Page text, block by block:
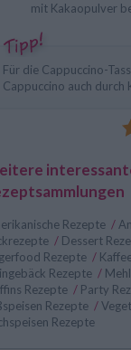
mit Kakaopulver
Für die Cappuccino-
Cappuccino auch durch
Rezepte /
/ Dessert
Rezepte /
Rezepte /
Rezepte / Party
Rezepte /
Rezepte